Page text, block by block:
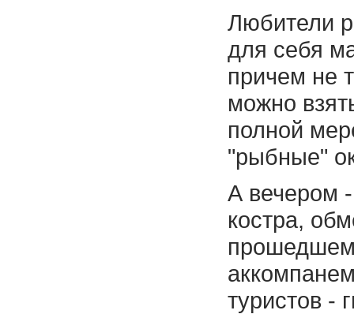
Любители
для себя
причем не
можно
полной
"рыбные"
А вечером
костра,
туристов -